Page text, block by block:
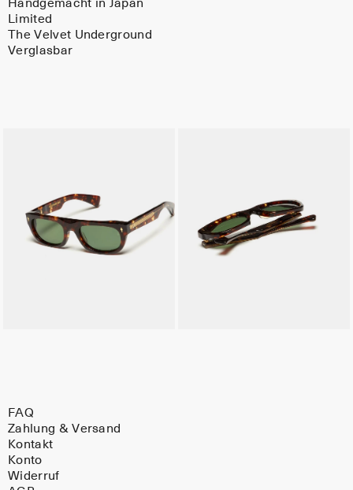
Handgemacht in Japan
Limited
The Velvet Underground
Verglasbar
FAQ
Zahlung & Versand
Kontakt
Konto
Widerruf